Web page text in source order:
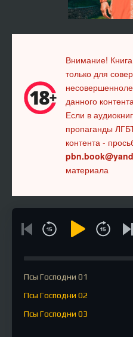
Внимание!
только для
данного
Если в
пропаганды
контента -
материала
Псы Господни 01
Псы Господни 02
Псы Господни 03